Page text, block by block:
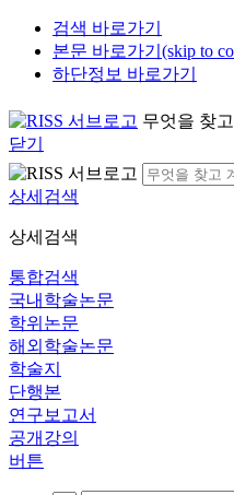
검색 바로가기
본문 바로가기(skip to
하단정보 바로가기
무엇을 찾
닫기
상세검색
상세검색
통합검색
국내학술논문
학위논문
해외학술논문
학술지
단행본
연구보고서
공개강의
버튼